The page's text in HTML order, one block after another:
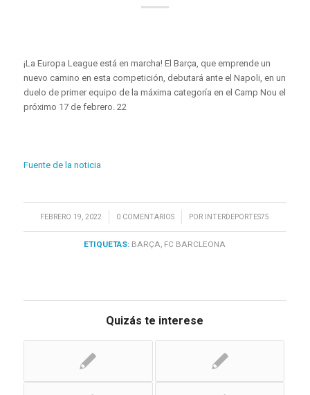
¡La Europa League está en marcha! El Barça, que emprende un
nuevo camino en esta competición, debutará ante el Napoli, en un
duelo de primer equipo de la máxima categoría en el Camp Nou el
próximo 17 de febrero. 22
Fuente de la noticia
FEBRERO 19, 2022
/ 0 COMENTARIOS
/ POR INTERDEPORTES75
ETIQUETAS: BARÇA, FC BARCLEONA
Quizás te interese